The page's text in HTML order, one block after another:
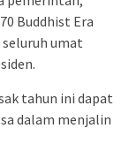
Buddhist Era
seluruh umat
tahun ini dapat
dalam menjalin